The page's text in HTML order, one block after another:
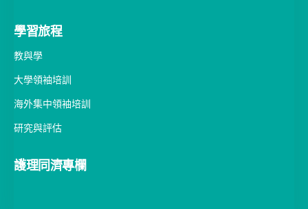
學習旅程
教與學
大學領袖培訓
海外集中領袖培訓
研究與評估
護理同濟專欄